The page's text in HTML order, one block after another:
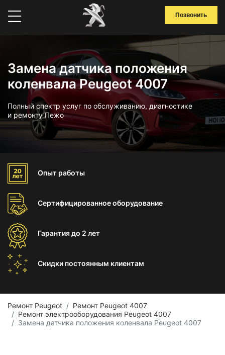
Позвонить
Замена датчика положения
коленвала Peugeot 4007
Полный спектр услуг по обслуживанию, диагностике
и ремонту Пежо
Опыт работы
Сертифицированноеоборудование
Гарантиядо 2 лет
Скидки постоянным клиентам
Ремонт Peugeot
Ремонт Peugeot 4007
Ремонт электрооборудования Peugeot 4007
Замена датчика положения коленвала Peugeot 4007